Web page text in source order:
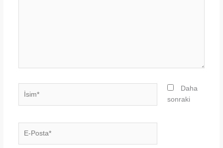
Posta*
Daha
sonraki